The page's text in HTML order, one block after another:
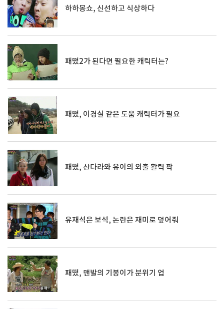
하하몽쇼, 신선하고 식상하다
패떴2가 된다면 필요한 캐릭터는?
패떴, 이경실 같은 도움 캐릭터가 필요
패떴, 산다라와 유이의 외출 활력 팍
유재석은 보석, 논란은 재미로 덮어줘
패떴, 맨발의 기봉이가 분위기 업